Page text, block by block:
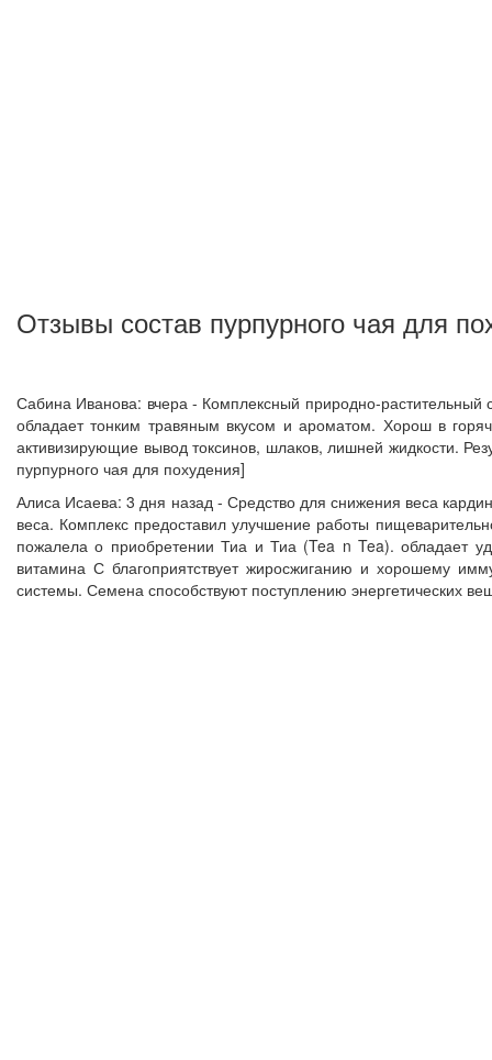
Отзывы состав пурпурного чая для
Сабина Иванова: вчера - Комплексный природно-
обладает тонким травяным вкусом и ароматом. Хорош в
активизирующие вывод токсинов, шлаков, лишней жидкости.
пурпурного чая для похудения]
Алиса Исаева: 3 дня назад - Средство для снижения веса
веса. Комплекс предоставил улучшение работы
пожалела о приобретении Тиа и Тиа (Tea n Tea). обладает
витамина С благоприятствует жиросжиганию и хорошему
системы. Семена способствуют поступлению энергетических